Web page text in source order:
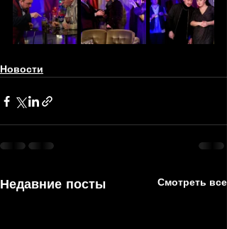
Новости
Недавние посты Смотреть все